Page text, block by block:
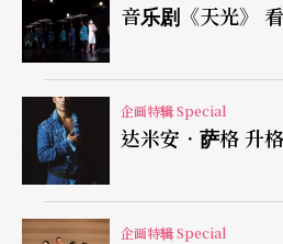
音乐剧《天光》
企画特辑 Special
达米安．萨格 升
企画特辑 Special